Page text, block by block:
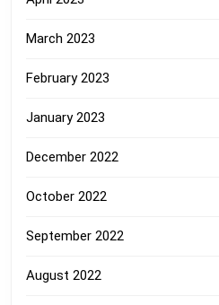
March 2023
February 2023
January 2023
December 2022
October 2022
September 2022
August 2022